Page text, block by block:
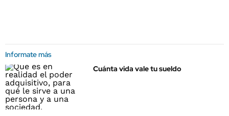
Informate más
Cuánta vida vale tu sueldo